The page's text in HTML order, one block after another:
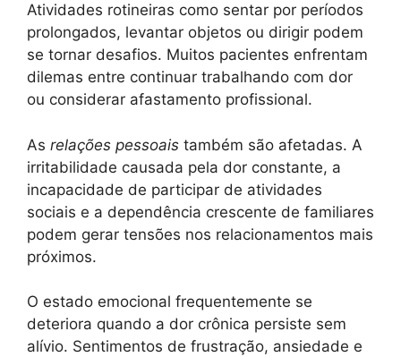
Atividades rotineiras como sentar por períodos
prolongados, levantar objetos ou dirigir podem
se tornar desafios. Muitos pacientes enfrentam
dilemas entre continuar trabalhando com dor
ou considerar afastamento profissional.
As relações pessoais também são afetadas. A
irritabilidade causada pela dor constante, a
incapacidade de participar de atividades
sociais e a dependência crescente de familiares
podem gerar tensões nos relacionamentos mais
próximos.
O estado emocional frequentemente se
deteriora quando a dor crônica persiste sem
alívio. Sentimentos de frustração, ansiedade e